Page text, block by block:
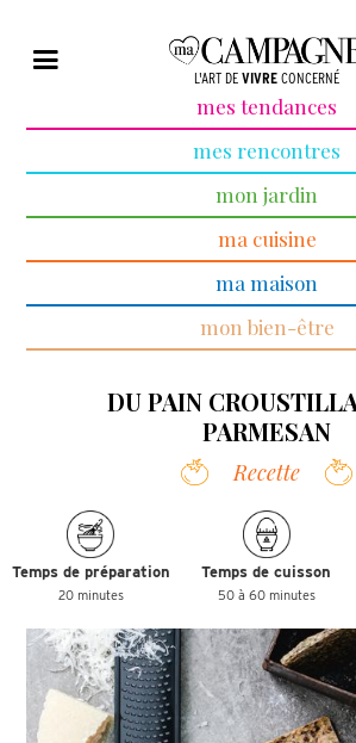
L'ART DE VIVRE CONCERNÉ
mes tendances
mes rencontres
mon jardin
ma cuisine
ma maison
mon bien-être
DU PAIN
PARMESAN
Recette
Temps de préparation
20 minutes
Temps de cuisson
50 à 60 minutes